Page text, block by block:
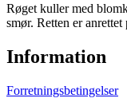
Røget kuller med
smør. Retten er
Information
Forretningsbetingelser